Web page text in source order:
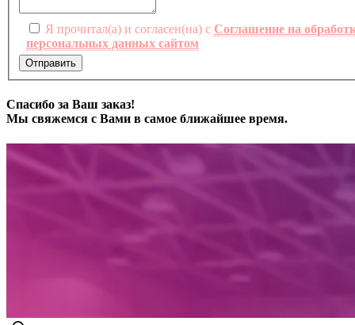
Я прочитал(а) и согласен(на) с Соглашение на
персональных данных сайтом
Отправить
Спасибо за Ваш заказ!
Мы свяжемся с Вами в самое ближайшее время.